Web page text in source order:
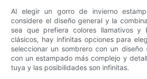
Al elegir un gorro de invierno
considere el diseño general y la
sea que prefiera colores llamativos y
clásicos, hay infinitas opciones para
seleccionar un sombrero con un
con un estampado más complejo y
tuya y las posibilidades son infinitas.